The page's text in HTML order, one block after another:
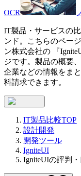
OCR
IT製品・サービスの
ンド。こちらのページ
ン株式会社の 『
ジです。製品の概要
企業などの情報をま
料請求できます。
IT製品比較TOP
設計開発
開発ツール
IgniteUI
IgniteUIの評判・